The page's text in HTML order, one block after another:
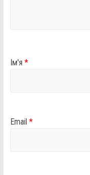
Ім'я *
Email *